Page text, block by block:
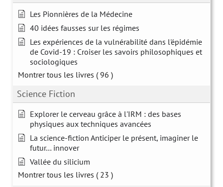
Les Pionnières de la Médecine
40 idées fausses sur les régimes
Les expériences de la vulnérabilité dans l'épidémie
de Covid-19 : Croiser les savoirs philosophiques et
sociologiques
Montrer tous les livres ( 96 )
Science Fiction
Explorer le cerveau grâce à l'IRM : des bases
physiques aux techniques avancées
La science-fiction Anticiper le présent, imaginer le
futur… innover
Vallée du silicium
Montrer tous les livres ( 23 )